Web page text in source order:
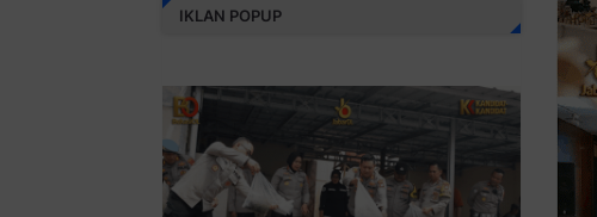
IKLAN POPUP